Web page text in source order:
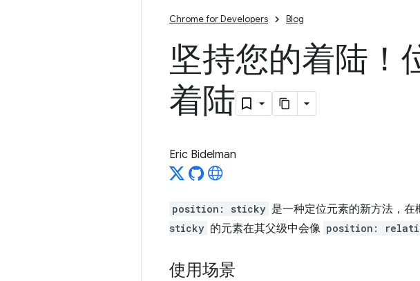
Chrome for Developers Blog
坚持您的着陆！
着陆
Eric Bidelman
position: sticky 是一种定位元素的新方法，在
sticky 的元素在其父级中会像 position:
使用场景